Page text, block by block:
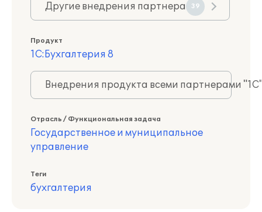
Другие внедрения партнера 39
Продукт
1С:Бухгалтерия 8
Внедрения продукта всеми партнерами
Отрасль / Функциональная задача
Государственное и муниципальное
управление
Теги
бухгалтерия